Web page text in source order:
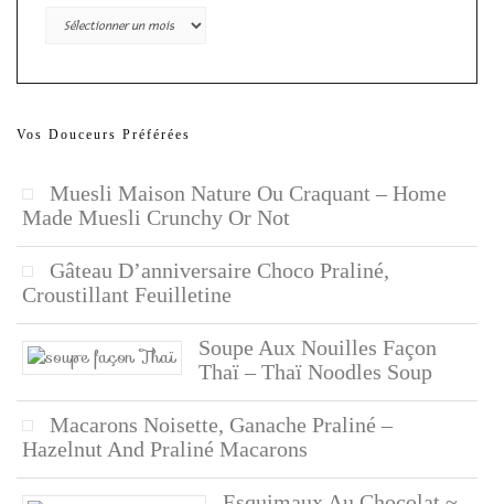
Archives
Vos Douceurs Préférées
Muesli Maison Nature Ou Craquant – Home
Made Muesli Crunchy Or Not
Gâteau D’anniversaire Choco Praliné,
Croustillant Feuilletine
Soupe Aux Nouilles Façon
Thaï – Thaï Noodles Soup
Macarons Noisette, Ganache Praliné –
Hazelnut And Praliné Macarons